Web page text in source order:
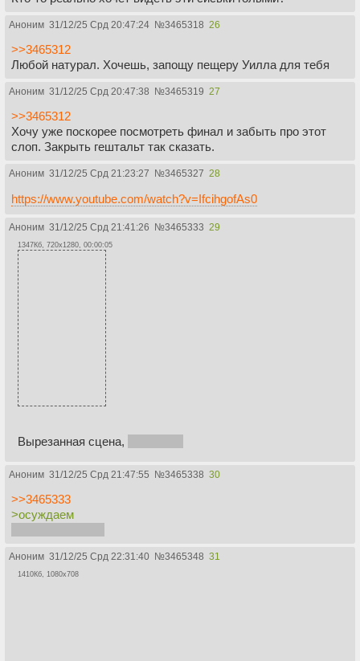
Аноним 31/12/25 Срд 20:47:24 №3465318 26
>>3465312
Любой натурал. Хочешь, запощу пещеру Уилла для тебя
Аноним 31/12/25 Срд 20:47:38 №3465319 27
>>3465312
Хочу уже поскорее посмотреть финал и забыть про этот
слоп. Закрыть гештальт так сказать.
Аноним 31/12/25 Срд 21:23:27 №3465327 28
https://www.youtube.com/watch?v=IfcihgofAs0
Аноним 31/12/25 Срд 21:41:26 №3465333 29
1347Кб, 720x1280, 00:00:05
Вырезанная сцена,
Аноним 31/12/25 Срд 21:47:55 №3465338 30
>>3465333
>осуждаем
Аноним 31/12/25 Срд 22:31:40 №3465348 31
1410Кб, 1080x708